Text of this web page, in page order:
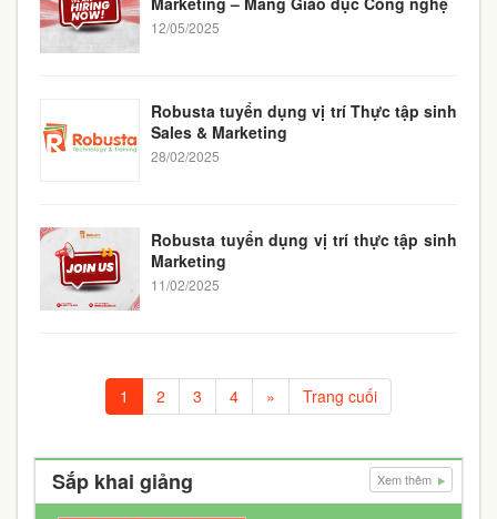
12/05/2025
Robusta tuyển dụng vị trí Thực tập sinh
Sales & Marketing
28/02/2025
Robusta tuyển dụng vị trí thực tập sinh
Marketing
11/02/2025
1 2 3 4 » Trang cuối
Sắp khai giảng Xem thêm